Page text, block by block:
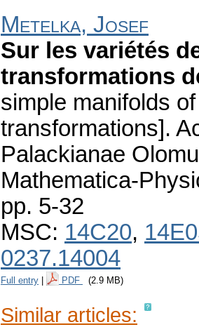
Metelka, Josef
Sur les variétés
transformations
simple manifolds
transformations].
Palackianae
Mathematica-
pp. 5-32
MSC: 14C20,
0237.14004
Full entry PDF (2.9 MB)
Similar articles: